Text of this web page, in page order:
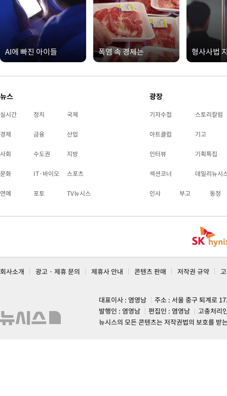
AI에 빠진 아이들 폭염 속 경제는 형사사법
뉴스
실시간 정치 국제
경제 금융 산업
사회 수도권 지방
문화 IT·바이오 스포츠
연예 포토 TV뉴시스
광장
기자수첩 스토리칼럼
아트클럽 기고
인터뷰 기획특집
섹션코너 데일리뉴시
인사 부고 동정
회사소개 광고 · 제휴 문의 제휴사 안내 콘텐츠 판매 저작권 규약
대표이사 : 염영남
주소 : 서울 중구 퇴계로
발행인 : 염영남
편집인 : 염영남
고충처리
뉴시스의 모든 콘텐츠는 저작권법의 보호를